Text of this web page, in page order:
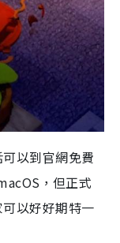
以到官網免費
，但正式
以好好期特一